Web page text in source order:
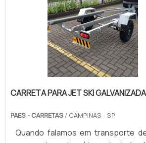
xadrez), além de contar com vários
segurança como; Trava Automática
acopla ao engate do carro,
segurança e argolas de aço nas
chassi para amarra.
CARRETA PARA JET SKI GALVANIZADA
PAES - CARRETAS / CAMPINAS - SP
Quando falamos em transporte